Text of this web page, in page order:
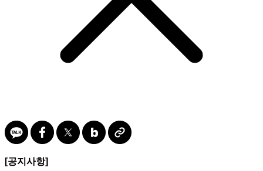
[공지사항]